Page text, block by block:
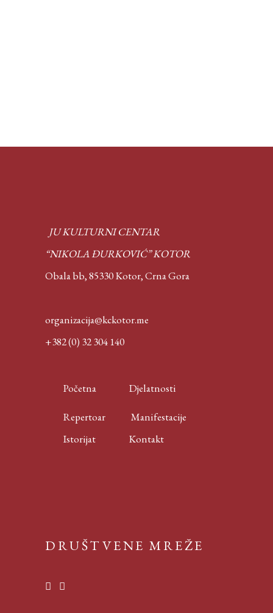
JU KULTURNI CENTAR
“NIKOLA ĐURKOVIĆ” KOTOR
Obala bb, 85330 Kotor,Crna Gora
organizacija@kckotor.me
+382 (0) 32 304 140
Početna Djelatnosti
Repertoar
Manifestacije
Istorijat
Kontakt
DRUŠTVENE MREŽE